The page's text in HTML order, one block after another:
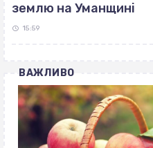
землю на Уманщині
15:59
ВАЖЛИВО